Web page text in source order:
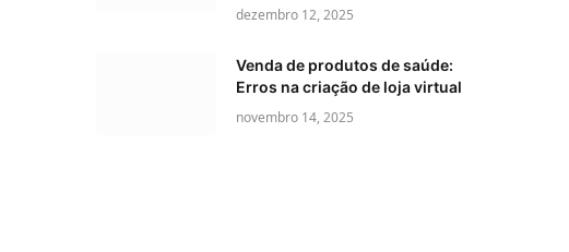
dezembro 12, 2025
Venda de produtos de saúde:
Erros na criação de loja virtual
novembro 14, 2025